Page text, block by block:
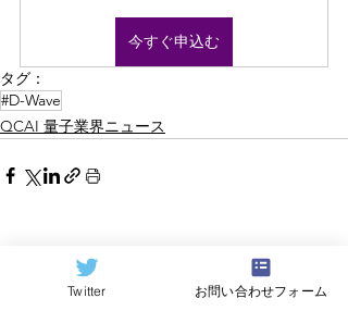
今すぐ申込む
タグ：
#D-Wave
QCAI 量子業界ニュース
関連記事
Twitter お問い合わせフォーム